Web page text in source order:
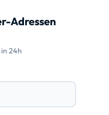
Adressen
24h